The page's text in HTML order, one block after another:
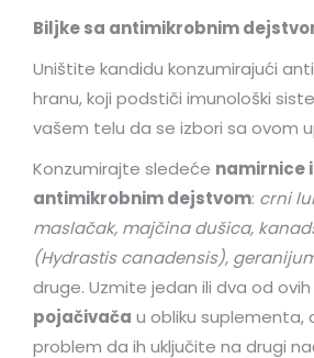
Biljke sa antimikrobnim
Uništite kandidu konzumirajući
hranu, koji podstiči imunološki
vašem telu da se izbori sa ovom
Konzumirajte sledeće namirnice
antimikrobnim dejstvom: crni
maslačak, majčina dušica,
(Hydrastis canadensis),
druge. Uzmite jedan ili dva od ovih
pojačivača u obliku suplementa,
problem da ih uključite na drugi